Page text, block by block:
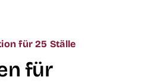
für 25 Ställe
für